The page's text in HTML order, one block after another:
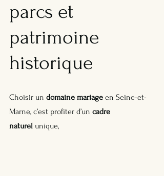
parcs et
patrimoine
historique
Choisir un domaine mariage en Seine-et-
Marne, c’est profiter d’un cadre
naturel unique,